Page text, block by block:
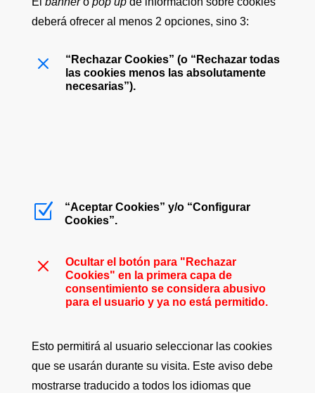
deberá ofrecer al menos 2 opciones, sino 3:
M
“Rechazar Cookies” (o “Rechazar todas
las cookies menos las absolutamente
necesarias”).
Z
“Aceptar Cookies” y/o “Configurar
Cookies”.
M
Ocultar el botón para "Rechazar
Cookies" en la primera capa de
consentimiento se considera abusivo
para el usuario y ya no está permitido.
Esto permitirá al usuario seleccionar las cookies
que se usarán durante su visita. Este aviso debe
mostrarse traducido a todos los idiomas que